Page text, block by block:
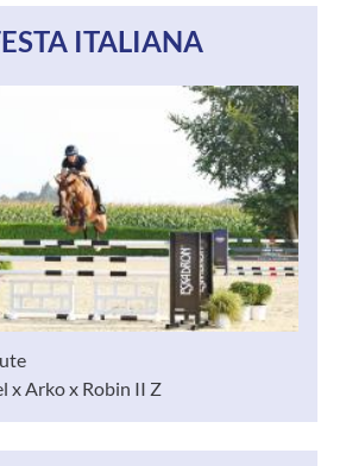
ITALIANA
x Arko x Robin II Z